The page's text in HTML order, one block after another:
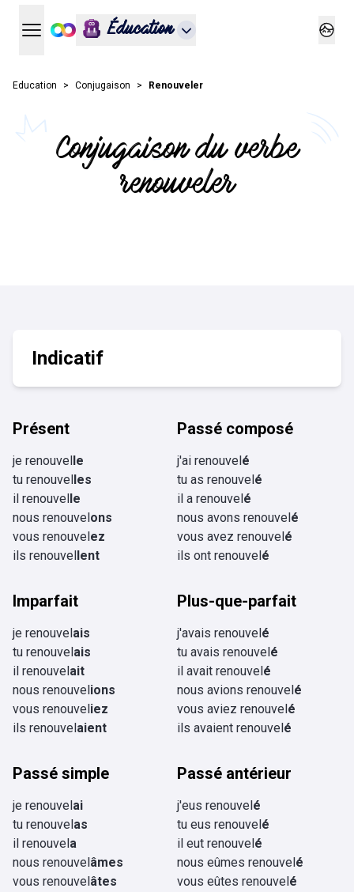
Ouvrir le menu principal
Éducation
Education Conjugaison Renouveler
Conjugaison du verbe
renouveler
Indicatif
Présent
je renouvelle
tu renouvelles
il renouvelle
nous renouvelons
vous renouvelez
ils renouvellent
Passé composé
j'ai renouvelé
tu as renouvelé
il a renouvelé
nous avons renouvelé
vous avez renouvelé
ils ont renouvelé
Imparfait
je renouvelais
tu renouvelais
il renouvelait
nous renouvelions
vous renouveliez
ils renouvelaient
Plus-que-parfait
j'avais renouvelé
tu avais renouvelé
il avait renouvelé
nous avions renouvelé
vous aviez renouvelé
ils avaient renouvelé
Passé simple
je renouvelai
tu renouvelas
il renouvela
nous renouvelâmes
vous renouvelâtes
Passé antérieur
j'eus renouvelé
tu eus renouvelé
il eut renouvelé
nous eûmes renouvelé
vous eûtes renouvelé